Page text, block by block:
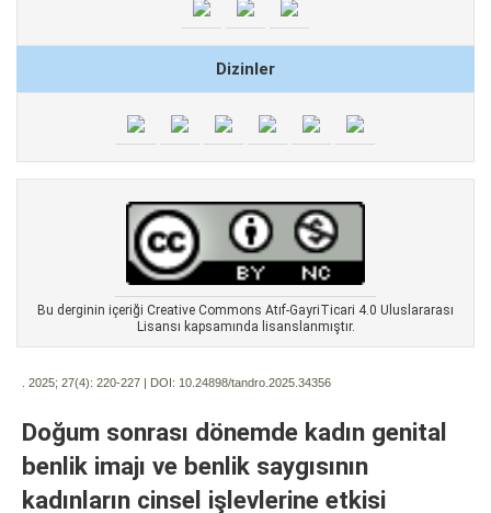
Dizinler
Bu derginin içeriği Creative Commons Atıf-GayriTicari 4.0 Uluslararası
Lisansı kapsamında lisanslanmıştır.
. 2025; 27(4): 220-227 | DOI: 10.24898/tandro.2025.34356
Doğum sonrası dönemde kadın genital
benlik imajı ve benlik saygısının
kadınların cinsel işlevlerine etkisi